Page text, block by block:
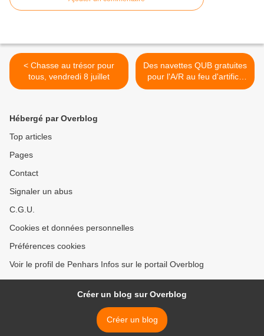
< Chasse au trésor pour
tous, vendredi 8 juillet
Des navettes QUB gratuites
pour l'A/R au feu d'artifice
de Quimper le 13 juillet
Hébergé par Overblog
Top articles
Pages
Contact
Signaler un abus
C.G.U.
Cookies et données personnelles
Préférences cookies
Voir le profil de Penhars Infos sur le portail Overblog
Créer un blog sur Overblog
Créer un blog